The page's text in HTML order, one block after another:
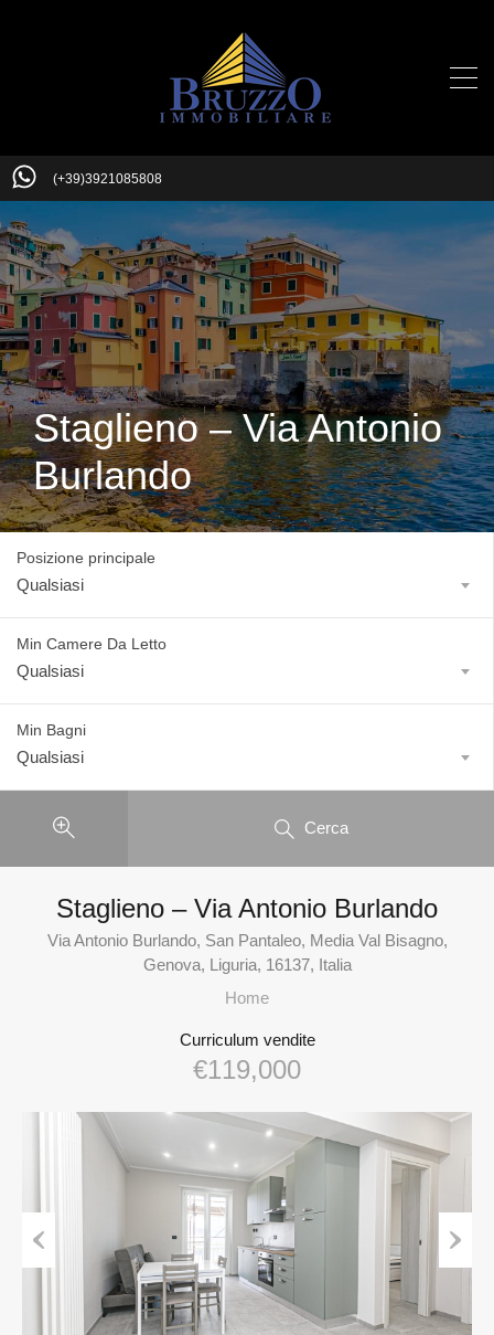
(+39)3921085808
Staglieno – Via Antonio
Burlando
Posizione principale
Qualsiasi
Min Camere Da Letto
Qualsiasi
Min Bagni
Qualsiasi
Cerca
Staglieno – Via Antonio Burlando
Via Antonio Burlando, San Pantaleo, Media Val Bisagno,
Genova, Liguria, 16137, Italia
Home
Curriculum vendite
€119,000